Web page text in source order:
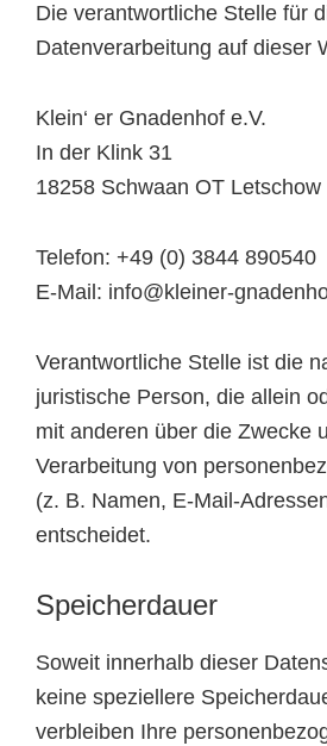
Die verantwortliche Stelle für
Datenverarbeitung auf dieser
Klein‘ er Gnadenhof e.V.
In der Klink 31
18258 Schwaan OT Letschow
Telefon: +49 (0) 3844 890540
E-Mail: info@kleiner-
Verantwortliche Stelle ist die
juristische Person, die allein
mit anderen über die Zwecke
Verarbeitung von
(z. B. Namen, E-Mail-
entscheidet.
Speicherdauer
Soweit innerhalb dieser
keine speziellere
verbleiben Ihre